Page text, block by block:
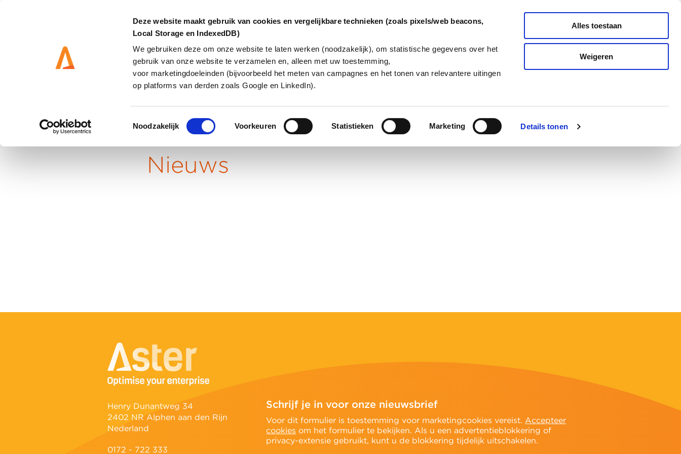
Deze website maakt gebruik van cookies en vergelijkbare technieken (zoals pixels/web beacons,
Local Storage en IndexedDB)
We gebruiken deze om onze website te laten werken (noodzakelijk), om statistische gegevens over het
gebruik van onze website te verzamelen en, alleen met uw toestemming,
voor marketingdoeleinden (bijvoorbeeld het meten van campagnes en het tonen van relevantere uitingen
op platforms van derden zoals Google en LinkedIn).
Toestemmingsselectie
Noodzakelijk Voorkeuren Statistieken Marketing Details tonen
Alles toestaan
Weigeren
ONDERHOUD
MELD TICKET
DIENSTEN OPLOSSINGEN OVER ONS KLANTCASES BLOG CAREERS
Nieuws
Henry Dunantweg 34
2402 NR Alphen aan den Rijn
Nederland
0172 - 722 333
Schrijf je in voor onze nieuwsbrief
Voor dit formulier is toestemming voor marketingcookies vereist.Accepteer
cookies om het formulier te bekijken. Als u een advertentieblokkering of
privacy-extensie gebruikt, kunt u de blokkering tijdelijk uitschakelen.